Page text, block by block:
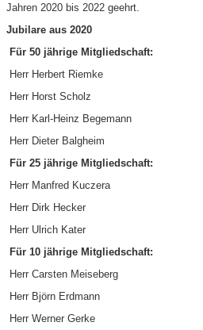
Jahren 2020 bis 2022 geehrt.
Jubilare aus 2020
Für 50 jährige Mitgliedschaft:
Herr Herbert Riemke
Herr Horst Scholz
Herr Karl-Heinz Begemann
Herr Dieter Balgheim
Für 25 jährige Mitgliedschaft:
Herr Manfred Kuczera
Herr Dirk Hecker
Herr Ulrich Kater
Für 10 jährige Mitgliedschaft:
Herr Carsten Meiseberg
Herr Björn Erdmann
Herr Werner Gerke